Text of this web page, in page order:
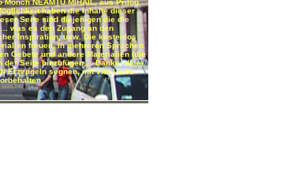
NEAMŢU MIHAIL, aus Prilog
haben die Inhalte dieser
Seite sind diejenigen die die
was es den Zugang an den
Inspiration, usw. Die kostenlos
freuen, in mehreren Sprachen
Gebete und andere Materialien (die
Seite hinzufügen,... Danke, dass
Erzengeln segnen, mit viel Liebe